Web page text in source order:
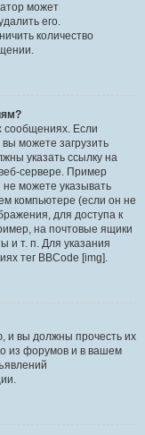
может
его.
количество
Если
можете загрузить
указать ссылку на
сервере. Пример
можете указывать
компьютере (если он не
для доступа к
на почтовые ящики
и т. п. Для указания
тег BBCode [img].
и вы должны прочесть их
из форумов и в вашем